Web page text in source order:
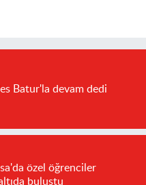
Batur'la devam dedi
özel öğrenciler
buluştu